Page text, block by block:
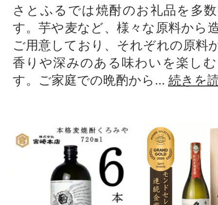
さとふるでは焼酎のお礼品を多
す。芋や麦など、様々な原料から
ご用意しており、それぞれの原料
香りや深みのある味わいを楽し
す。ご家庭での晩酌から... 続きを